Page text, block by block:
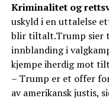
Kriminalitet og
uskyld i en uttalelse
blir tiltalt.Trump sier
innblanding i
kjempe iherdig mot
– Trump er et offer
av amerikansk justis,